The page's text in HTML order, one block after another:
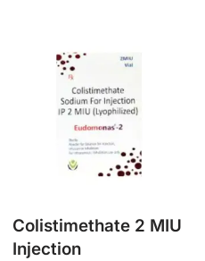
Colistimethate 2 MIU
Injection